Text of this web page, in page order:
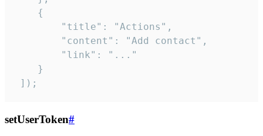
    {
        "title": "Actions",
        "content": "Add contact",
        "link": "..."
    }
]);
setUserToken#